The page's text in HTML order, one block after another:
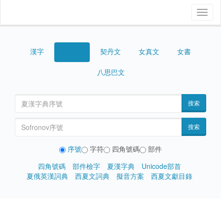
漢字 契丹文 女真文 女書
八思巴文
搜索
搜索
序號 字符 四角號碼
部件
四角號碼
部件檢字 夏漢字典
Unicode部首
夏俄英漢詞典
西夏文詞典 擬音方案 西夏文獻目錄